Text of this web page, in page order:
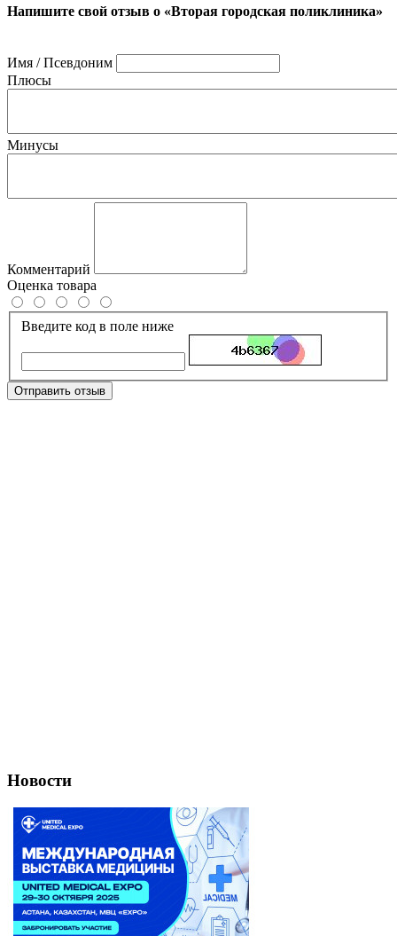
Напишите свой отзыв о «Вторая городская поликлиника»
Имя / Псевдоним
Плюсы
Минусы
Комментарий
Оценка товара
Введите код в поле ниже
Отправить отзыв
Новости